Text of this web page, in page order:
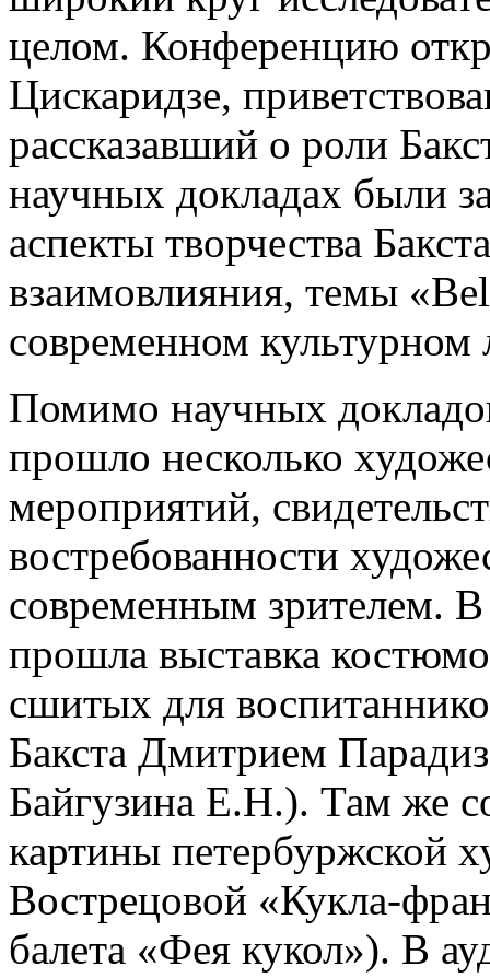
целом. Конференцию
Цискаридзе,
рассказавший о роли
научных докладах были
аспекты творчества
взаимовлияния, темы
современном
Помимо научных
прошло несколько
мероприятий,
востребованности
современным зрителем.
прошла выставка
сшитых для
Бакста Дмитрием
Байгузина Е.Н.). Там же
картины петербуржской
Вострецовой «Кукла-
балета «Фея кукол»). В